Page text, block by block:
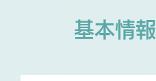
基本情報